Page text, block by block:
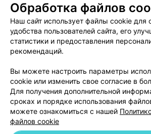
Пользовательское соглашение
Вакансии
Партнеры
Написать руководителю
Обработка персональных
Обработка файлов
Наш сайт использует файлы cookie для
удобства пользователей сайта, его
статистики и предоставления
рекомендаций.
Вы можете настроить параметры
cookie или изменить свое согласие в
Для получения дополнительной
сроках и порядке использования
можете ознакомиться с нашей
файлов cookie